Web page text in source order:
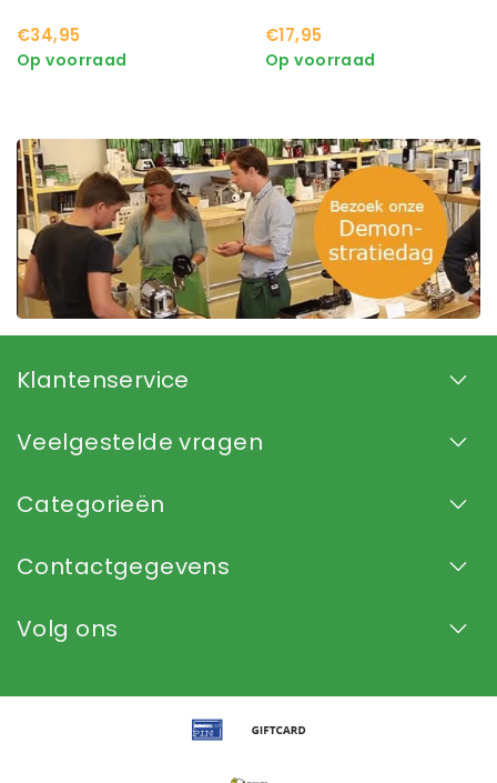
€34,95
Op voorraad
€17,95
Op voorraad
Klantenservice
Veelgestelde vragen
Categorieën
Contactgegevens
Volg ons